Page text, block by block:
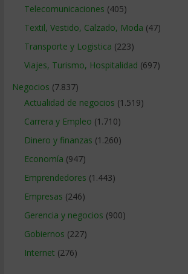
Telecomunicaciones (405)
Textil, Vestido, Calzado, Moda (47)
Transporte y Logistica (223)
Viajes, Turismo, Hospitalidad (697)
Negocios (7.837)
Actualidad de negocios (1.519)
Carrera y Empleo (1.710)
Dinero y finanzas (1.260)
Economía (947)
Emprendedores (1.443)
Empresas (246)
Gerencia y negocios (900)
Gobiernos (227)
Internet (276)